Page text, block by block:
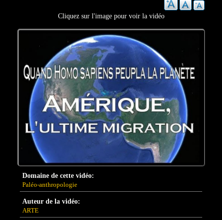
Cliquez sur l'image pour voir la vidéo
Domaine de cette vidéo:
Paléo-anthropologie
Auteur de la vidéo:
ARTE